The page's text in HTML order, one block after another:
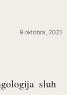
9 oktobra, 2021
sluh